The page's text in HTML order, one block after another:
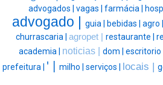
advogados | vagas | farmácia |
advogado | guia | bebidas | agro |
churrascaria | agropet | restaurante |
academia | noticias | dom | escritorio
prefeitura | ' | milho | serviços | locais |